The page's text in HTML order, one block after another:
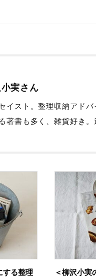
実さん
イスト。整理収納アド
著書も多く、雑貨好き
する整理
＜柳沢小実